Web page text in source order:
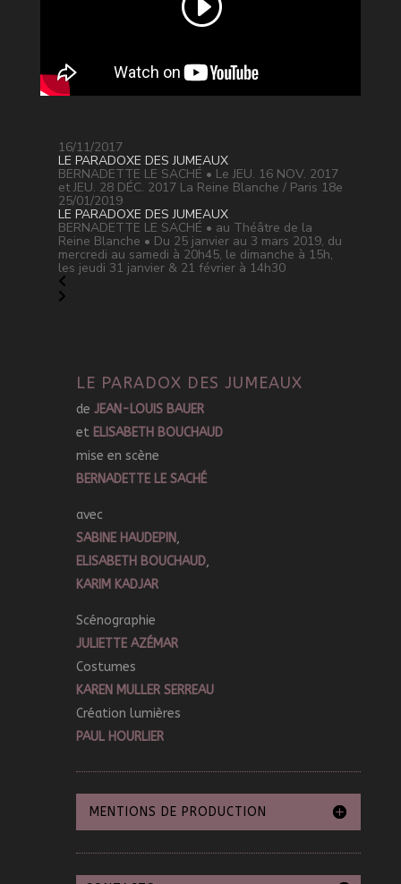
16/11/2017
LE PARADOXE DES JUMEAUX
BERNADETTE LE SACHÉ • Le JEU. 16 NOV. 2017
et JEU. 28 DÉC. 2017 La Reine Blanche / Paris 18e
25/01/2019
LE PARADOXE DES JUMEAUX
BERNADETTE LE SACHÉ • au Théâtre de la
Reine Blanche • Du 25 janvier au 3 mars 2019, du
mercredi au samedi à 20h45, le dimanche à 15h,
les jeudi 31 janvier & 21 février à 14h30
LE PARADOX DES JUMEAUX
de JEAN-LOUIS BAUER
et ELISABETH BOUCHAUD
mise en scène
BERNADETTE LE SACHÉ
avec
SABINE HAUDEPIN,
ELISABETH BOUCHAUD,
KARIM KADJAR
Scénographie
JULIETTE AZÉMAR
Costumes
KAREN MULLER SERREAU
Création lumières
PAUL HOURLIER
MENTIONS DE PRODUCTION